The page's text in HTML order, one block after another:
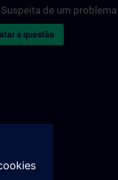
Suspeita de um
a questão